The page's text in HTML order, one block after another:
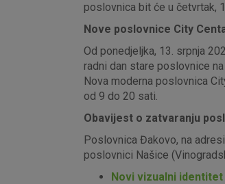
poslovnica bit će u četvrtak,
Nove poslovnice City
Od ponedjeljka, 13. srpnja
radni dan stare poslovnice
Nova moderna poslovnica
od 9 do 20 sati.
Obavijest o zatvaranju
Poslovnica Đakovo, na
poslovnici Našice
Novi vizualni